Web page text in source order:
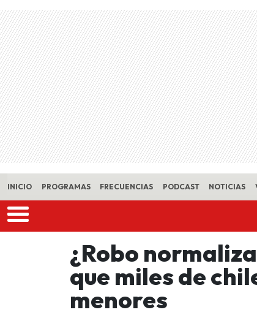
Skip to main content
INICIO PROGRAMAS FRECUENCIAS PODCAST NOTICIAS
¿Robo
que miles de
menores